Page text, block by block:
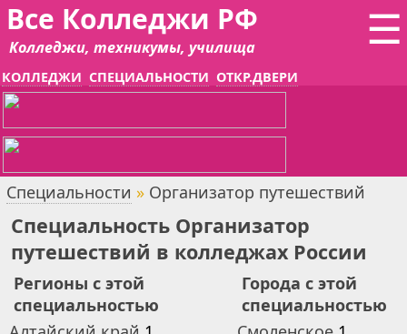
☰
Все Колледжи РФ
Колледжи, техникумы, училища
КОЛЛЕДЖИ СПЕЦИАЛЬНОСТИ ОТКР.ДВЕРИ
Специальности » Организатор путешествий
Специальность Организатор
путешествий в колледжах России
Регионы с этой
специальностью
Города с этой
специальностью